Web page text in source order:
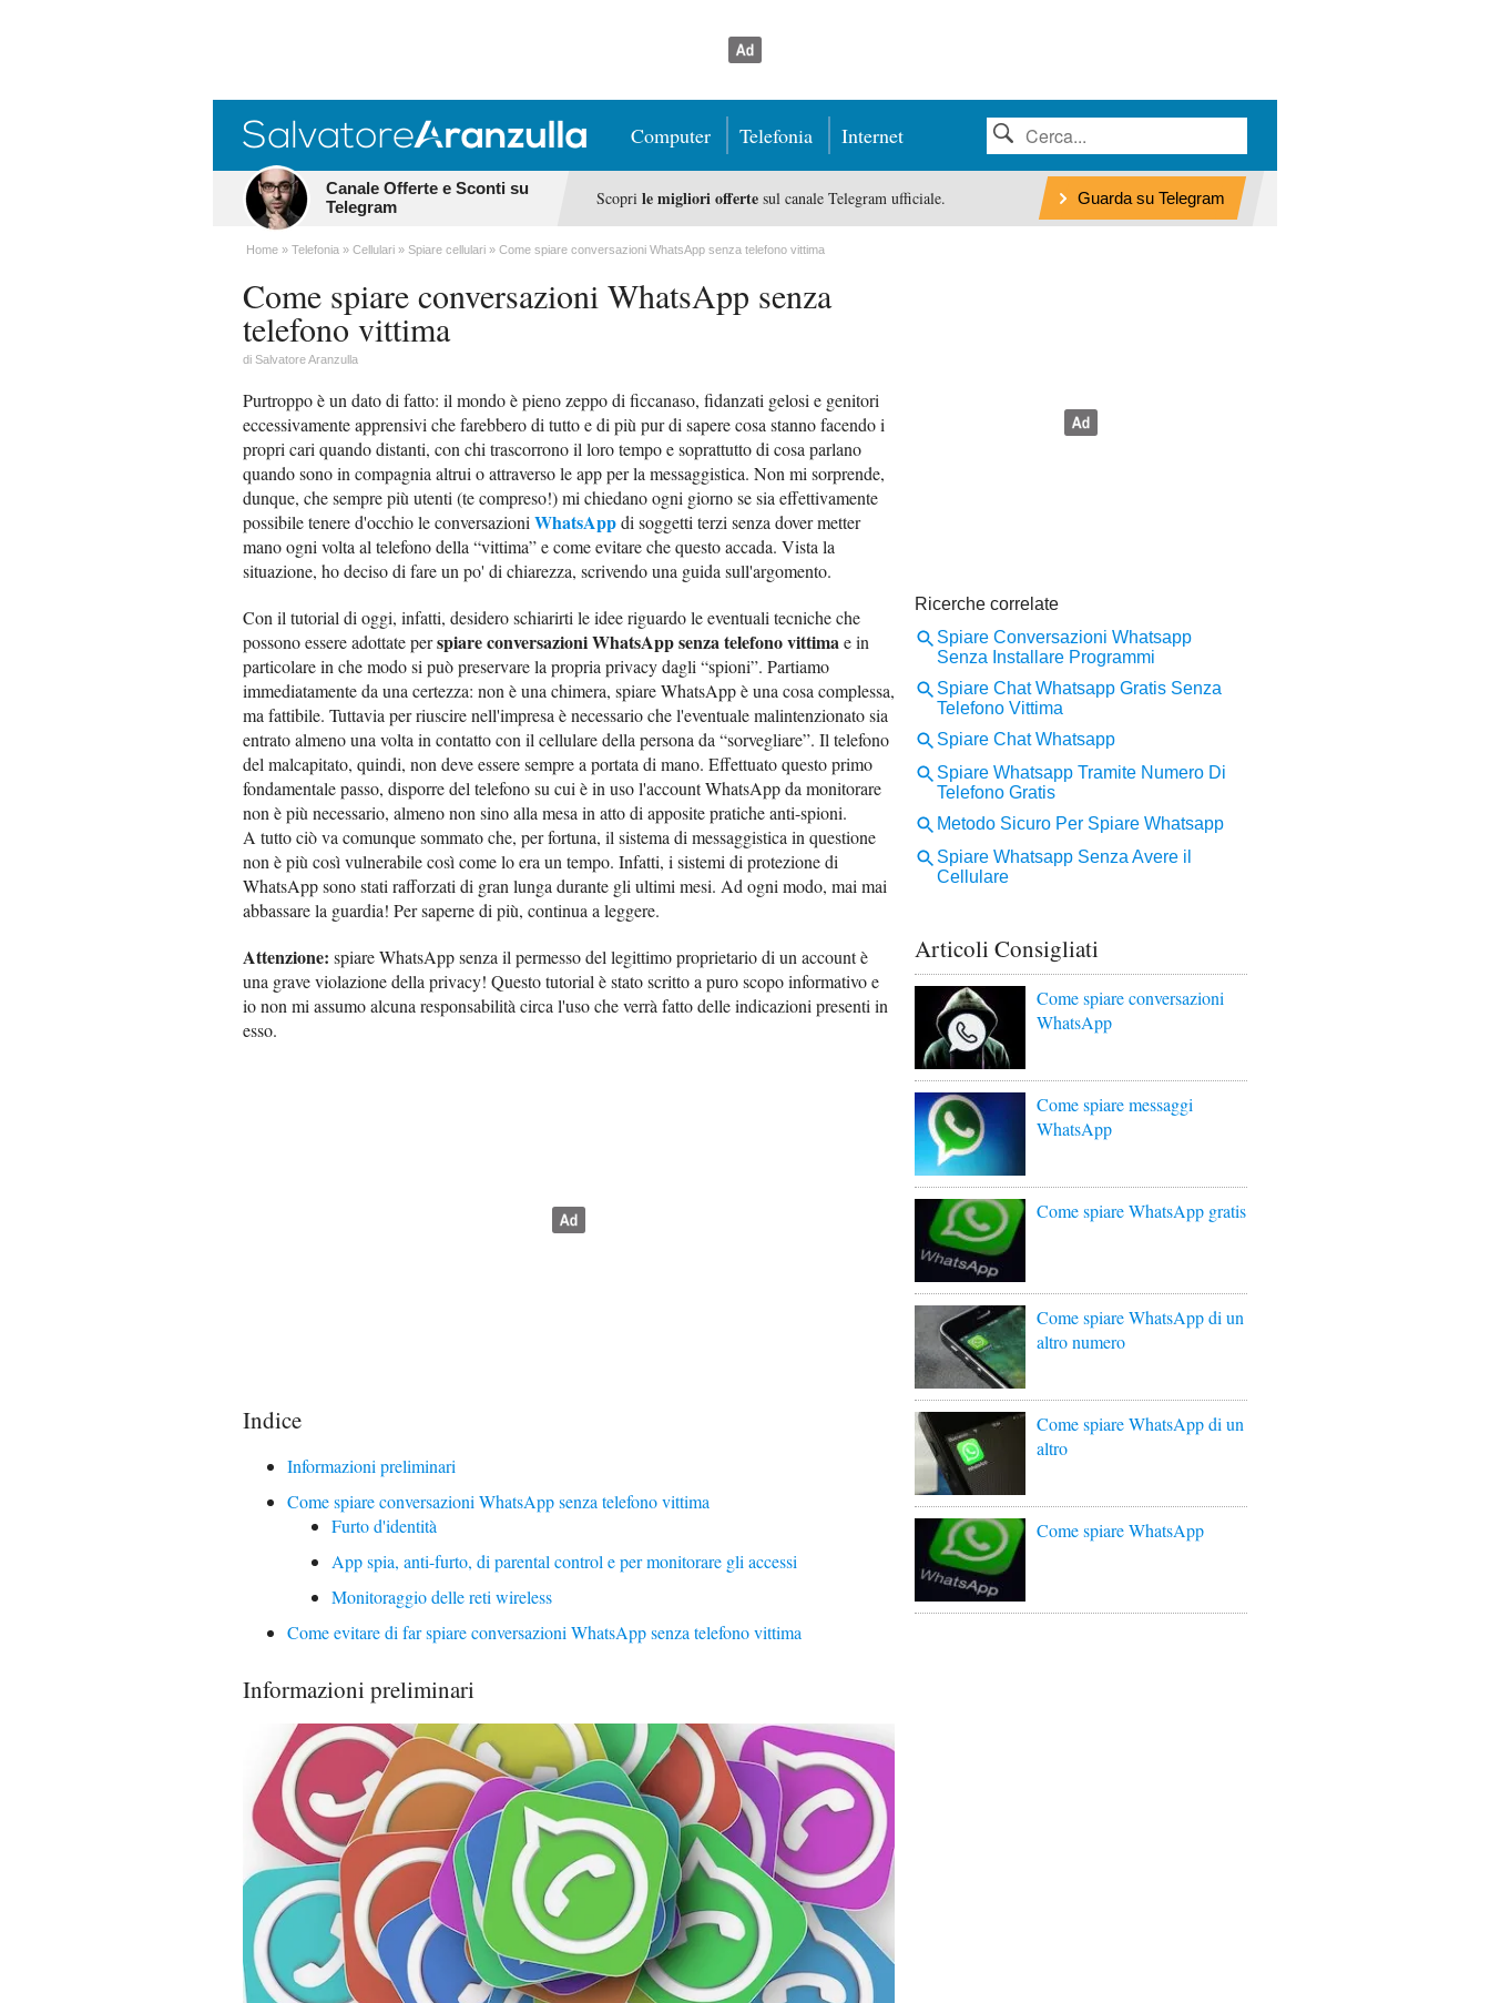
Computer Telefonia Internet
Canale Offerte e Sconti su
Telegram
Scopri le migliori offertesul canale Telegram ufficiale. Guarda su Telegram
Home Telefonia Cellulari Spiare cellulari Come spiare conversazioni WhatsApp senza telefono vittima
Come spiare conversazioni WhatsApp senza
telefono vittima
di Salvatore Aranzulla
Purtroppo è un dato di fatto: il mondo è pieno zeppo di ficcanaso, fidanzati gelosi e genitori
eccessivamente apprensivi che farebbero di tutto e di più pur di sapere cosa stanno facendo i
propri cari quando distanti, con chi trascorrono il loro tempo e soprattutto di cosa parlano
quando sono in compagnia altrui o attraverso le app per la messaggistica. Non mi sorprende,
dunque, che sempre più utenti (te compreso!) mi chiedano ogni giorno se sia effettivamente
possibile tenere d'occhio le conversazioni WhatsAppdi soggetti terzi senza dover metter
mano ogni volta al telefono della “vittima” e come evitare che questo accada. Vista la
situazione, ho deciso di fare un po' di chiarezza, scrivendo una guida sull'argomento.
Con il tutorial di oggi, infatti, desidero schiarirti le idee riguardo le eventuali tecniche che
possono essere adottate perspiare conversazioni WhatsApp senza telefono vittimae in
particolare in che modo si può preservare la propria privacy dagli “spioni”. Partiamo
immediatamente da una certezza: non è una chimera, spiare WhatsApp è una cosa complessa,
ma fattibile. Tuttavia per riuscire nell'impresa è necessario che l'eventuale malintenzionato sia
entrato almeno una volta in contatto con il cellulare della persona da “sorvegliare”. Il telefono
del malcapitato, quindi, non deve essere sempre a portata di mano. Effettuato questo primo
fondamentale passo, disporre del telefono su cui è in uso l'account WhatsApp da monitorare
non è più necessario, almeno non sino alla mesa in atto di apposite pratiche anti-spioni.
A tutto ciò va comunque sommato che, per fortuna, il sistema di messaggistica in questione
non è più così vulnerabile così come lo era un tempo. Infatti, i sistemi di protezione di
WhatsApp sono stati rafforzati di gran lunga durante gli ultimi mesi. Ad ogni modo, mai mai
abbassare la guardia! Per saperne di più, continua a leggere.
Attenzione: spiare WhatsApp senza il permesso del legittimo proprietario di un account è
una grave violazione della privacy! Questo tutorial è stato scritto a puro scopo informativo e
io non mi assumo alcuna responsabilità circa l'uso che verrà fatto delle indicazioni presenti in
esso.
Indice
Informazioni preliminari
Come spiare conversazioni WhatsApp senza telefono vittima
Furto d'identità
App spia, anti-furto, di parental control e per monitorare gli accessi
Monitoraggio delle reti wireless
Come evitare di far spiare conversazioni WhatsApp senza telefono vittima
Informazioni preliminari
Articoli Consigliati
Come spiare conversazioni
WhatsApp
Come spiare messaggi
WhatsApp
Come spiare WhatsApp gratis
Come spiare WhatsApp di un
altro numero
Come spiare WhatsApp di un
altro
Come spiare WhatsApp